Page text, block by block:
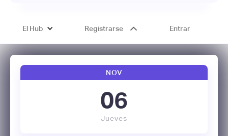
El Hub Registrarse Entrar
NOV
06
Jueves